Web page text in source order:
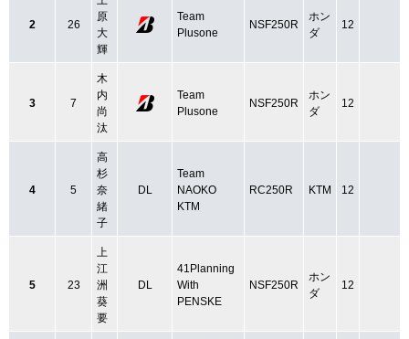
2 26
原
大
輝
Team
Plusone
NSF250R
ホン
ダ
12
3 7
木
内
尚
汰
Team
Plusone
NSF250R
ホン
ダ
12
4 5
高
杉
奈
緒
子
DL
Team
NAOKO
KTM
RC250R KTM 12
5 23
上
江
洲
葵
要
DL
41Planning
With
PENSKE
NSF250R
ホン
ダ
12